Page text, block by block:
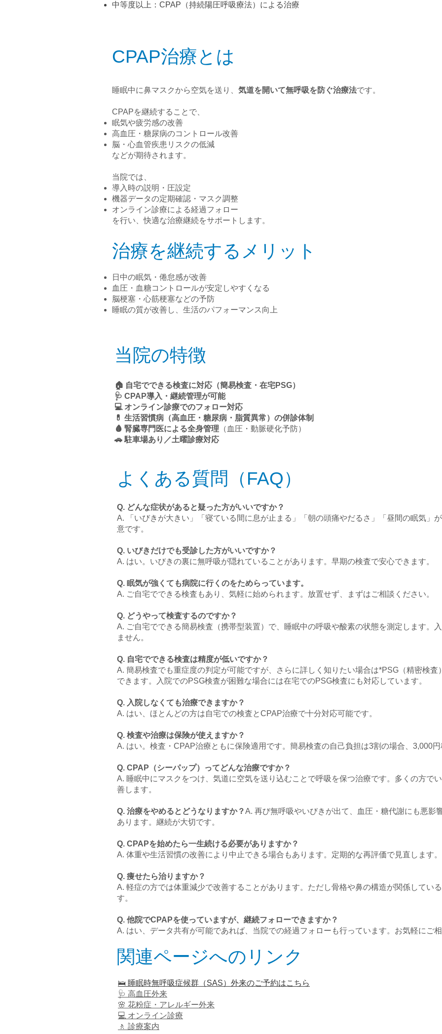
中等度以上：CPAP（持続陽圧呼吸療法）による治療
CPAP治療とは
睡眠中に鼻マスクから空気を送り、 気道を開いて無呼吸を防ぐ治療法です。
CPAPを継続することで、
眠気や疲労感の改善
高血圧・糖尿病のコントロール改善
脳・心血管疾患リスクの低減
などが期待されます。
当院では、
導入時の説明・圧設定
機器データの定期確認・マスク調整
オンライン診療による経過フォロー
を行い、快適な治療継続をサポートします。
治療を継続するメリット
日中の眠気・倦怠感が改善
血圧・血糖コントロールが安定しやすくなる
脳梗塞・心筋梗塞などの予防
睡眠の質が改善し、生活のパフォーマンス向上
当院の特徴
🏠 自宅でできる検査に対応（簡易検査・在宅PSG）
🩺 CPAP導入・継続管理が可能
💻 オンライン診療でのフォロー対応
💊 生活習慣病（高血圧・糖尿病・脂質異常）の併診体制
🩸 腎臓専門医による全身管理 （血圧・動脈硬化予防）
🚗 駐車場あり／土曜診療対応
よくある質問（FAQ）
Q. どんな症状があると疑った方がいいですか？
A. 「いびきが大きい」「寝ている間に息が止まる」「朝の頭痛やだるさ」「昼間の眠気」
意です。
Q. いびきだけでも受診した方がいいですか？
A. はい。いびきの裏に無呼吸が隠れていることがあります。早期の検査で安心できます。
Q. 眠気が強くても病院に行くのをためらっています。
A. ご自宅でできる検査もあり、気軽に始められます。放置せず、まずはご相談ください。
Q. どうやって検査するのですか？
A. ご自宅でできる簡易検査（携帯型装置）で、睡眠中の呼吸や酸素の状態を測定します。
ません。
Q. 自宅でできる検査は精度が低いですか？
A. 簡易検査でも重症度の判定が可能ですが、さらに詳しく知りたい場合は*PSG（精密検査
できます。入院でのPSG検査が困難な場合には在宅でのPSG検査にも対応しています。
Q. 入院しなくても治療できますか？
A. はい、ほとんどの方は自宅での検査とCPAP治療で十分対応可能です。
Q. 検査や治療は保険が使えますか？
A. はい。検査・CPAP治療ともに保険適用です。簡易検査の自己負担は3割の場合、3,000円
Q. CPAP（シーパップ）ってどんな治療ですか？
A. 睡眠中にマスクをつけ、気道に空気を送り込むことで呼吸を保つ治療です。多くの方で
善します。
Q. 治療をやめるとどうなりますか？A. 再び無呼吸やいびきが出て、血圧・糖代謝にも悪影
あります。継続が大切です。
Q. CPAPを始めたら一生続ける必要がありますか？
A. 体重や生活習慣の改善により中止できる場合もあります。定期的な再評価で見直します。
Q. 痩せたら治りますか？
A. 軽症の方では体重減少で改善することがあります。ただし骨格や鼻の構造が関係してい
す。​
Q. 他院でCPAPを使っていますが、継続フォローできますか？
A. はい、データ共有が可能であれば、当院での経過フォローも行っています。お気軽にご相
関連ページへのリンク
🛌 睡眠時無呼吸症候群（SAS）外来のご予約はこちら
🩺 高血圧外来
🌸 花粉症・アレルギー外来
💻 オンライン診療
🚶 診療案内